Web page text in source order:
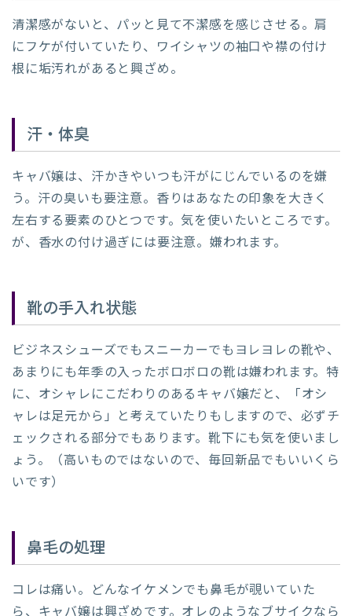
清潔感がないと、パッと見て不潔感を感じさせる。肩
にフケが付いていたり、ワイシャツの袖口や襟の付け
根に垢汚れがあると興ざめ。
汗・体臭
キャバ嬢は、汗かきやいつも汗がにじんでいるのを嫌
う。汗の臭いも要注意。香りはあなたの印象を大きく
左右する要素のひとつです。気を使いたいところです。
が、香水の付け過ぎには要注意。嫌われます。
靴の手入れ状態
ビジネスシューズでもスニーカーでもヨレヨレの靴や、
あまりにも年季の入ったボロボロの靴は嫌われます。特
に、オシャレにこだわりのあるキャバ嬢だと、「オシ
ャレは足元から」と考えていたりもしますので、必ずチ
ェックされる部分でもあります。靴下にも気を使いまし
ょう。（高いものではないので、毎回新品でもいいくら
いです）
鼻毛の処理
コレは痛い。どんなイケメンでも鼻毛が覗いていた
ら、キャバ嬢は興ざめです。オレのようなブサイクなら